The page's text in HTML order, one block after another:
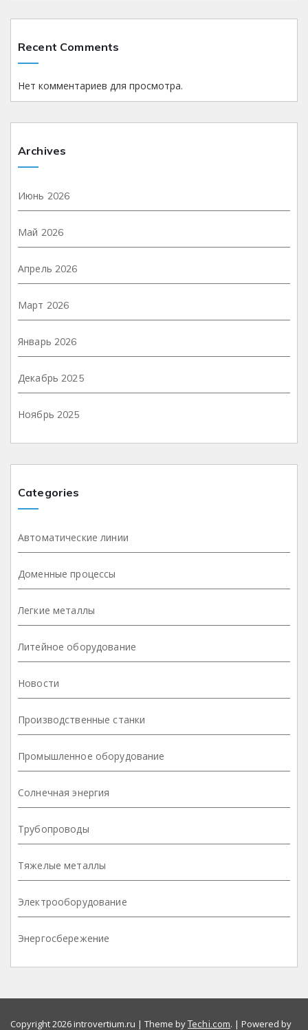
Recent Comments
Нет комментариев для просмотра.
Archives
Июнь 2026
Май 2026
Апрель 2026
Март 2026
Январь 2026
Декабрь 2025
Ноябрь 2025
Categories
Автоматические линии
Доменные процессы
Легкие металлы
Литейное оборудование
Новости
Производственные станки
Промышленное оборудование
Солнечная энергия
Трубопроводы
Тяжелые металлы
Электрооборудование
Энергосбережение
Copyright 2026 introvertium.ru | Theme byTechi.com. | Powered by